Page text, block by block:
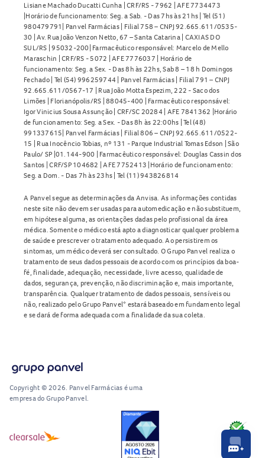
Lisiane Machado Ducatti Cunha | CRF/RS - 7962 | AFE 7734473
|Horário de funcionamento: Seg. a Sab. - Das 7hs às 21hs | Tel (51)
980479791| Panvel Farmácias | Filial 758 – CNPJ 92.665.611/0535-
30 | Av. Rua João Venzon Netto, 67 – Santa Catarina | CAXIAS DO
SUL/RS | 95032-200| Farmacêutico responsável: Marcelo de Mello
Maraschin | CRF/RS - 5072 | AFE 7776037 | Horário de
funcionamento: Seg. a Sex. - Das 8h às 22hs, Sab 8 – 18 h Domingos
Fechado | Tel (54) 996259744 | Panvel Farmácias | Filial 791 – CNPJ
92.665.611/0567-17 | Rua João Motta Espezim, 222 - Saco dos
Limões | Florianópolis/RS | 88045-400 | Farmacêutico responsável:
Igor Vinicius Sousa Assunção | CRF/SC 20284 | AFE 7841362 |Horário
de funcionamento: Seg. a Sex. - Das 8h às 22:00hs | Tel (48)
991337615| Panvel Farmácias | Filial 806 – CNPJ 92.665.611/0522-
15 | Rua Inocêncio Tobias, nº 131 - Parque Industrial Tomas Edson | São
Paulo/ SP |01.144-900 | Farmacêutico responsável: Douglas Cassin dos
Santos | CRF/SP 104682 | AFE 7752413 |Horário de funcionamento:
Seg. a Dom. - Das 7h às 23hs | Tel (11) 943826814
A Panvel segue as determinações da Anvisa. As informações contidas
neste site não devem ser usadas para automedicação e não substituem,
em hipótese alguma, as orientações dadas pelo profissional da área
médica. Somente o médico está apto a diagnosticar qualquer problema
de saúde e prescrever o tratamento adequado. Ao persistirem os
sintomas, um médico deverá ser consultado. O Grupo Panvel realiza o
tratamento de seus dados pessoais de acordo com os princípios da boa-
fé, finalidade, adequação, necessidade, livre acesso, qualidade de
dados, segurança, prevenção, não discriminação e, mais importante,
transparência. Qualquer tratamento de dados pessoais, sensíveis ou
não, realizado pelo Grupo Panvel* estará baseado em fundamento legal
e se dará de forma adequada com a finalidade da sua coleta.
Copyright © 2026. Panvel Farmácias é uma
empresa do Grupo Panvel.
RA1000